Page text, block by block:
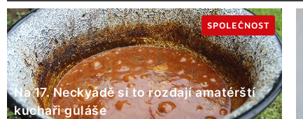
Na 17. Neckyádě si to rozdají amatérští
kuchaři guláše
SPOLEČNOST